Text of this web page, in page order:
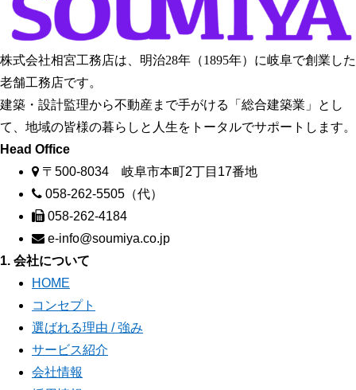
株式会社相宮工務店は、 明治28年（1895年）に岐阜で創業した
老舗工務店です。
建築・設計監理から不動産まで手がける「総合建築業」とし
て、地域の皆様の暮らしと人生をトータルでサポートします。
Head Office
〒500-8034 岐阜市本町2丁目17番地
058-262-5505（代）
058-262-4184
e-info@soumiya.co.jp
1. 会社について
HOME
コンセプト
選ばれる理由 / 強み
サービス紹介
会社情報